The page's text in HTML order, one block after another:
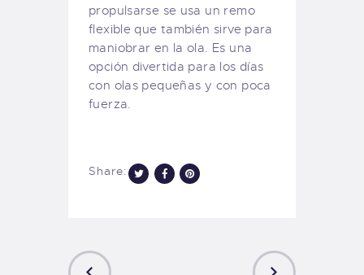
propulsarse se usa un remo
flexible que también sirve para
maniobrar en la ola. Es una
opción divertida para los días
con olas pequeñas y con poca
fuerza.
Share: